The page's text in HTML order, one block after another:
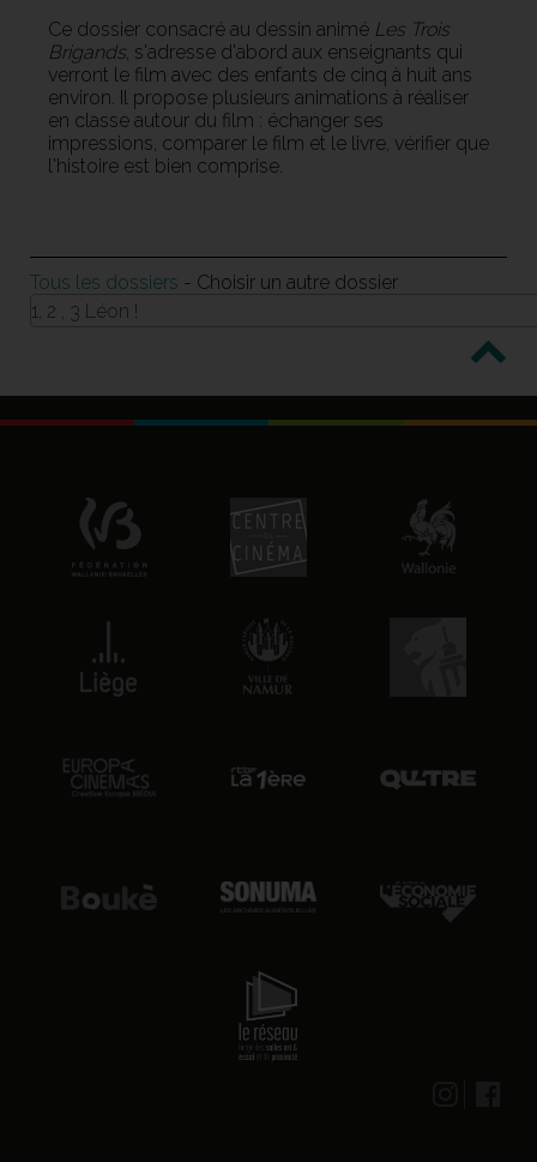
Ce dossier consacré au dessin animé Les Trois
Brigands, s'adresse d'abord aux enseignants qui
verront le film avec des enfants de cinq à huit ans
environ. Il propose plusieurs animations à réaliser
en classe autour du film : échanger ses
impressions, comparer le film et le livre, vérifier que
l'histoire est bien comprise.
Tous les dossiers - Choisir un autre dossier
1, 2 , 3 Léon !